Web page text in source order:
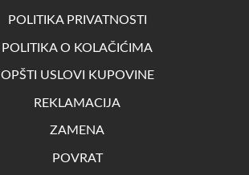
POLITIKA PRIVATNOSTI
POLITIKA O KOLAČIĆIMA
OPŠTI USLOVI KUPOVINE
REKLAMACIJA
ZAMENA
POVRAT